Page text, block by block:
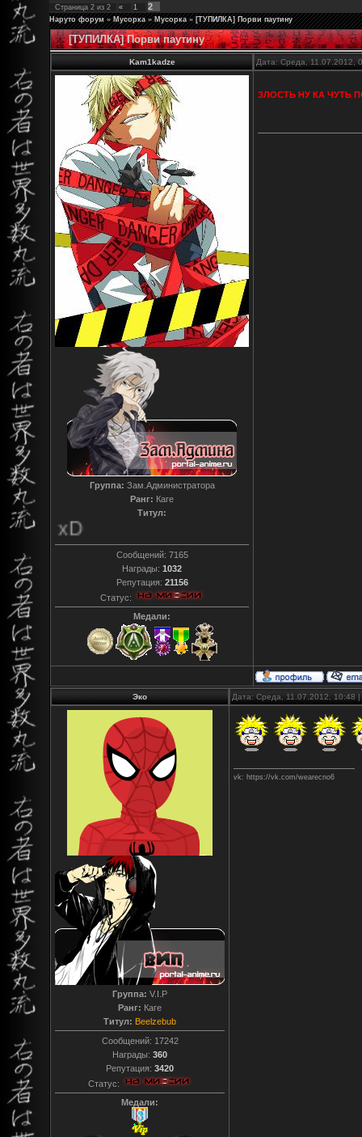
Страница 2 из 2 « 1 2
Наруто форум » Мусорка » Мусорка » [ТУПИЛКА] Порви паутину
[ТУПИЛКА] Порви паутину
Kam1kadze Дата: Среда, 11.07.2012,
Группа: Зам.Администратора
Ранг: Каге
Титул:
Сообщений: 7165
Награды: 1032
Репутация: 21156
Статус:
Медали:
ЗЛОСТЬ НУ КА ЧУТЬ
Эко Дата: Среда, 11.07.2012, 10:48
Группа: V.I.P
Ранг: Каге
Титул: Beelzebub
Сообщений: 17242
Награды: 360
Репутация: 3420
Статус:
Медали:
vk: https://vk.com/wearecno6